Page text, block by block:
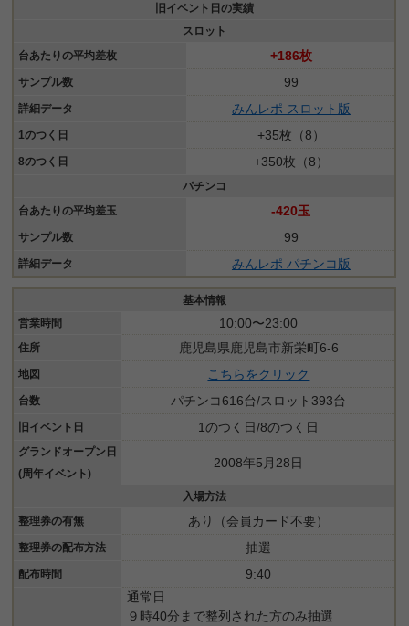
旧イベント日の実績
スロット
台あたりの平均差枚
+186枚
サンプル数 99
詳細データ みんレポ スロット版
1のつく日 +35枚（8）
8のつく日 +350枚（8）
パチンコ
台あたりの平均差玉
-420玉
サンプル数 99
詳細データ みんレポ パチンコ版
基本情報
営業時間
10:00〜23:00
住所 鹿児島県鹿児島市新栄町6-6
地図 こちらをクリック
台数 パチンコ616台/スロット393台
旧イベント日 1のつく日/8のつく日
グランドオープン日
(周年イベント)
2008年5月28日
入場方法
整理券の有無
あり（会員カード不要）
整理券の配布方法 抽選
配布時間 9:40
通常日
９時40分まで整列された方のみ抽選